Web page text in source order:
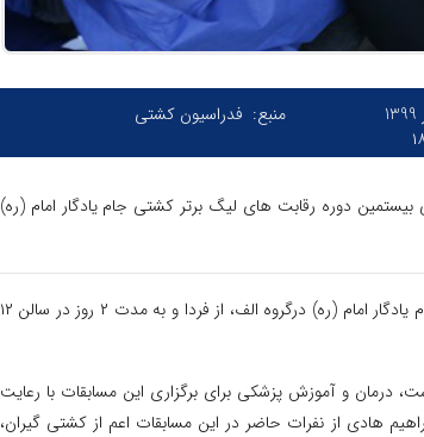
منبع: فدراسیون کشتی
دوره رقابت های لیگ برتر کشتی جام یادگار امام (ره)
خانه کشتی- دور رفت بیستمین دوره رقابت های لیگ برتر کشتی فرنگی جام یادگار امام (ره) درگروه الف، از فردا و به مدت ۲ روز در سالن ۱۲
درمان و آموزش پزشکی برای برگزاری این مسابقات با رعایت
هادی از نفرات حاضر در این مسابقات اعم از کشتی گیران،